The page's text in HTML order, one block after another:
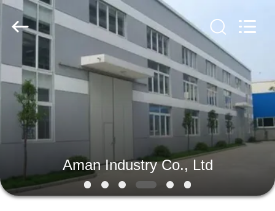
HEIM
PRODUKTE
VIDEOS
VR-
SHOW
All
Reserved.
Developed
Aman Industry Co., Ltd